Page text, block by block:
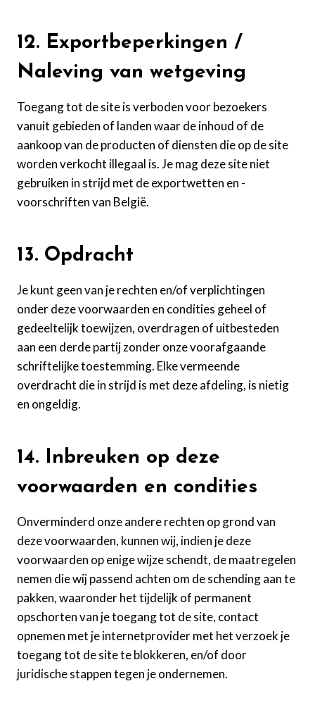
12. Exportbeperkingen /
Naleving van wetgeving
Toegang tot de site is verboden voor bezoekers
vanuit gebieden of landen waar de inhoud of de
aankoop van de producten of diensten die op de site
worden verkocht illegaal is. Je mag deze site niet
gebruiken in strijd met de exportwetten en -
voorschriften van België.
13. Opdracht
Je kunt geen van je rechten en/of verplichtingen
onder deze voorwaarden en condities geheel of
gedeeltelijk toewijzen, overdragen of uitbesteden
aan een derde partij zonder onze voorafgaande
schriftelijke toestemming. Elke vermeende
overdracht die in strijd is met deze afdeling, is nietig
en ongeldig.
14. Inbreuken op deze
voorwaarden en condities
Onverminderd onze andere rechten op grond van
deze voorwaarden, kunnen wij, indien je deze
voorwaarden op enige wijze schendt, de maatregelen
nemen die wij passend achten om de schending aan te
pakken, waaronder het tijdelijk of permanent
opschorten van je toegang tot de site, contact
opnemen met je internetprovider met het verzoek je
toegang tot de site te blokkeren, en/of door
juridische stappen tegen je ondernemen.